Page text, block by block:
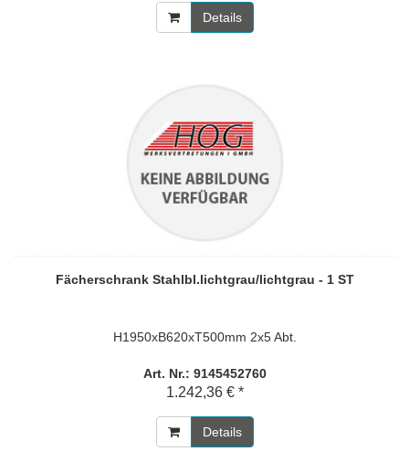
Details
Fächerschrank Stahlbl.lichtgrau/lichtgrau - 1 ST
H1950xB620xT500mm 2x5 Abt.
Art. Nr.: 9145452760
1.242,36 € *
Details